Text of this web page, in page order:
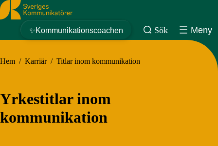
Sveriges Kommunikatörer
✨Kommunikationscoachen Sök Meny
Hem / Karriär / Titlar inom kommunikation
Yrkestitlar inom
kommunikation